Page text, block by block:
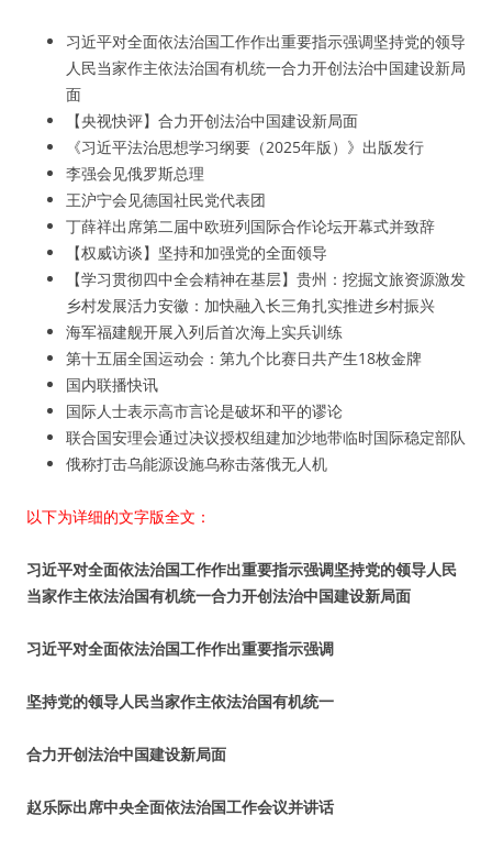
习近平对全面依法治国工作作出重要指示强调坚持党的领导
人民当家作主依法治国有机统一合力开创法治中国建设新局
面
【央视快评】合力开创法治中国建设新局面
《习近平法治思想学习纲要（2025年版）》出版发行
李强会见俄罗斯总理
王沪宁会见德国社民党代表团
丁薛祥出席第二届中欧班列国际合作论坛开幕式并致辞
【权威访谈】坚持和加强党的全面领导
【学习贯彻四中全会精神在基层】贵州：挖掘文旅资源激发
乡村发展活力安徽：加快融入长三角扎实推进乡村振兴
海军福建舰开展入列后首次海上实兵训练
第十五届全国运动会：第九个比赛日共产生18枚金牌
国内联播快讯
国际人士表示高市言论是破坏和平的谬论
联合国安理会通过决议授权组建加沙地带临时国际稳定部队
俄称打击乌能源设施乌称击落俄无人机
以下为详细的文字版全文：
习近平对全面依法治国工作作出重要指示强调坚持党的领导人民
当家作主依法治国有机统一合力开创法治中国建设新局面
习近平对全面依法治国工作作出重要指示强调
坚持党的领导人民当家作主依法治国有机统一
合力开创法治中国建设新局面
赵乐际出席中央全面依法治国工作会议并讲话